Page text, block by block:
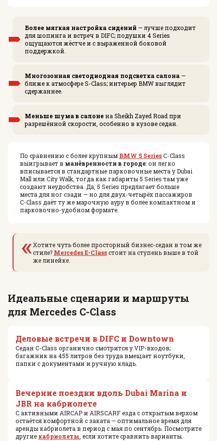
Более мягкая настройка сидений — лучше подходит
для шопинга и встреч в DIFC; подушки 4 Series
ощущаются жёстче и с выраженной боковой
поддержкой.
Многозонная светодиодная подсветка салона —
ближе к атмосфере S-Class; интерьер BMW выглядит
сдержаннее.
Меньше шума в салонена Sheikh Zayed Road при
разрешённой скорости, особенно в кузове седан.
По сравнению с более крупным BMW 5 SeriesC-Class
выигрывает в манёвренности в городе: он легко
вписывается в стандартные парковочные места у Dubai
Mall или City Walk, тогда как габариты 5 Series там уже
создают неудобства. Да, 5 Series предлагает больше
места для ног сзади — но для двух-четырёх пассажиров
C-Class даёт ту же марочную ауру в более компактном и
парковочно-удобном формате.
«Хотите чуть более просторный бизнес-седан в том же
стиле? Mercedes E-Classстоит на ступень выше в той
же линейке.
Идеальные сценарии и маршруты
для Mercedes C-Class
Деловые встречи в DIFC и Downtown
Седан C-Class органично смотрится у VIP-входов;
багажник на 455 литров без труда вмещает ноутбуки,
папки с документами и ручную кладь.
Вечерние поездки вдоль Dubai Marina и
JBR на кабриолете
С активными AIRCAP и AIRSCARF езда с открытым верхом
остаётся комфортной с заката — оптимальное время для
аренды кабриолета в период с мая по сентябрь. Посмотрите
другие кабриолеты , если хотите сравнить варианты.